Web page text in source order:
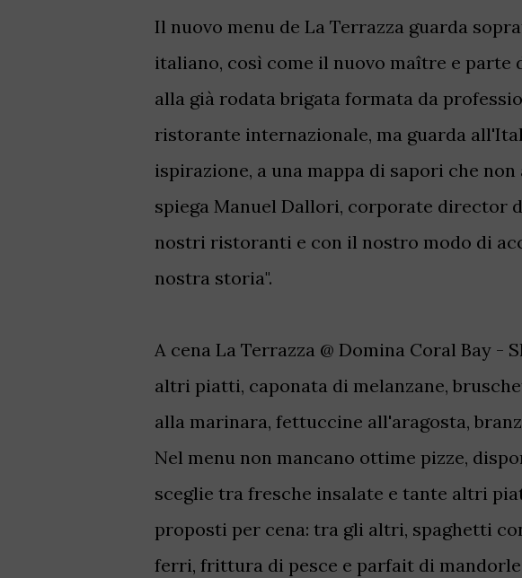
Il nuovo menu de La Terrazza guarda
italiano, così come il nuovo maître e parte
alla già rodata brigata formata da
ristorante internazionale, ma guarda
ispirazione, a una mappa di sapori che
spiega Manuel Dallori, corporate director
nostri ristoranti e con il nostro modo di
nostra storia".
A cena La Terrazza @ Domina Coral Bay -
altri piatti, caponata di melanzane,
alla marinara, fettuccine all'aragosta,
Nel menu non mancano ottime pizze,
sceglie tra fresche insalate e tante altri
proposti per cena: tra gli altri, spaghetti
ferri, frittura di pesce e parfait di